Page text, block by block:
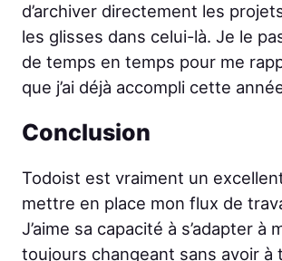
d’archiver directement les
les glisses dans celui-là. Je le
de temps en temps pour me
que j’ai déjà accompli cette
Conclusion
Todoist est vraiment un
mettre en place mon flux de
J’aime sa capacité à s’adapter à
toujours changeant sans avoir à